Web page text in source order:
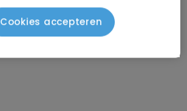
Cookies accepteren